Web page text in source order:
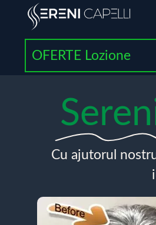
OFERTE Lozione
Cu ajutorul